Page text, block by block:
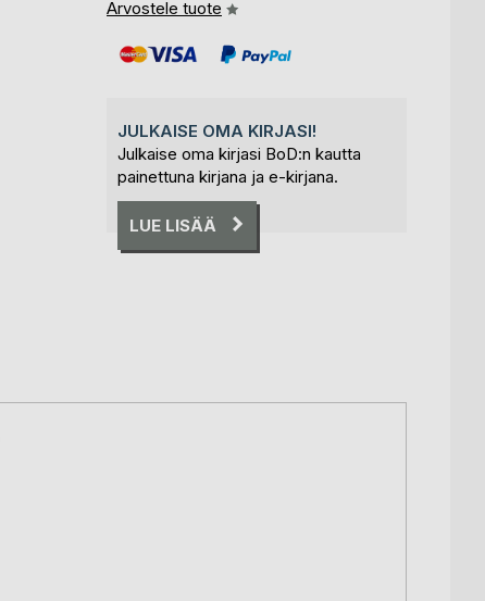
Arvostele tuote
JULKAISE OMA KIRJASI!
Julkaise oma kirjasi BoD:n kautta
painettuna kirjana ja e-kirjana.
LUE LISÄÄ